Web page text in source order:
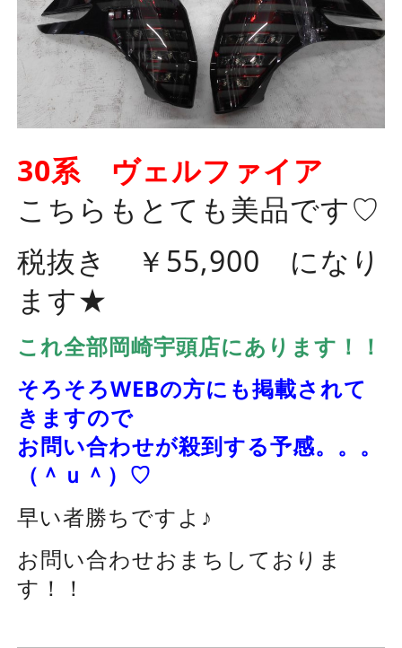
30系 ヴェルファイア
こちらもとても美品です♡
税抜き ￥55,900 になり
ます★
これ全部岡崎宇頭店にあります！！
そろそろWEBの方にも掲載されて
きますので
お問い合わせが殺到する予感。。。
（＾ｕ＾）♡
早い者勝ちですよ♪
お問い合わせおまちしておりま
す！！